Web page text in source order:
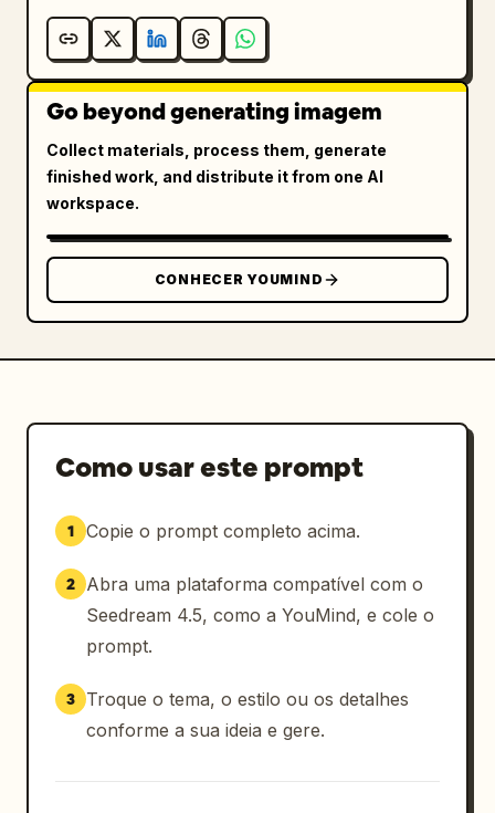
Go beyond generating imagem
Collect materials, process them, generate
finished work, and distribute it from one AI
workspace.
CONHECER YOUMIND
Como usar este prompt
1 Copie o prompt completo acima.
2
Abra uma plataforma compatível com o
Seedream 4.5, como a YouMind, e cole o
prompt.
3
Troque o tema, o estilo ou os detalhes
conforme a sua ideia e gere.